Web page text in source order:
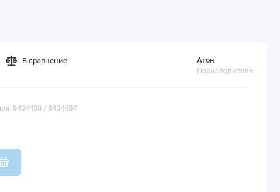
8404438 / 8404454
Атон
Производитель
В сравнение